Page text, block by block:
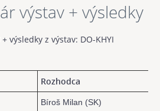
výstav + výsledky
výsledky z výstav: DO-KHYI
Rozhodca
Bíroš Milan (SK)